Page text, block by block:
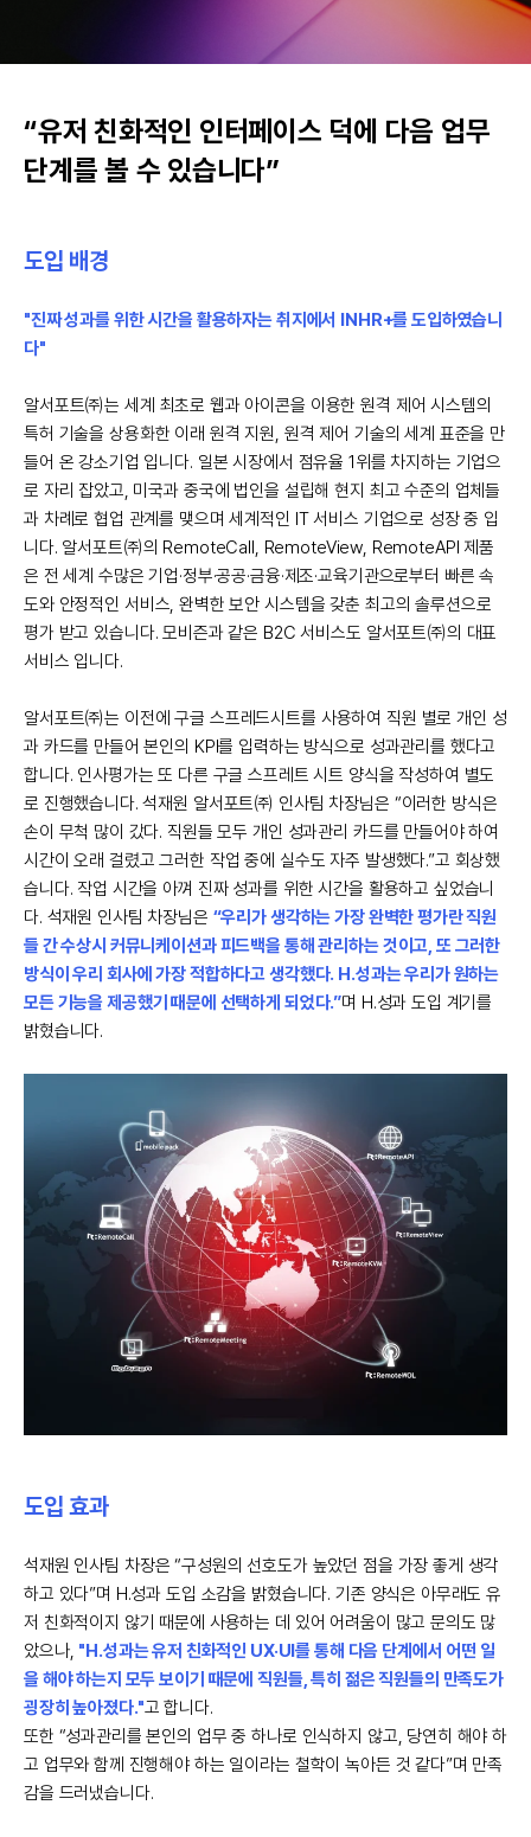
“유저 친화적인 인터페이스 덕에 다음 업무
단계를 볼 수 있습니다”
도입 배경
"진짜 성과를 위한 시간을 활용하자는 취지에서 INHR+를 도입하였습니
다"
알서포트㈜는 세계 최초로 웹과 아이콘을 이용한 원격 제어 시스템의
특허 기술을 상용화한 이래 원격 지원, 원격 제어 기술의 세계 표준을 만
들어 온 강소기업 입니다. 일본 시장에서 점유율 1위를 차지하는 기업으
로 자리 잡았고, 미국과 중국에 법인을 설립해 현지 최고 수준의 업체들
과 차례로 협업 관계를 맺으며 세계적인 IT 서비스 기업으로 성장 중 입
니다. 알서포트㈜의 RemoteCall, RemoteView, RemoteAPI 제품
은 전 세계 수많은 기업·정부·공공·금융·제조·교육기관으로부터 빠른 속
도와 안정적인 서비스, 완벽한 보안 시스템을 갖춘 최고의 솔루션으로
평가 받고 있습니다. 모비즌과 같은 B2C 서비스도 알서포트㈜의 대표
서비스 입니다.
알서포트㈜는 이전에 구글 스프레드시트를 사용하여 직원 별로 개인 성
과 카드를 만들어 본인의 KPI를 입력하는 방식으로 성과관리를 했다고
합니다. 인사평가는 또 다른 구글 스프레트 시트 양식을 작성하여 별도
로 진행했습니다. 석재원 알서포트㈜ 인사팀 차장님은 “이러한 방식은
손이 무척 많이 갔다. 직원들 모두 개인 성과관리 카드를 만들어야 하여
시간이 오래 걸렸고 그러한 작업 중에 실수도 자주 발생했다.”고 회상했
습니다. 작업 시간을 아껴 진짜 성과를 위한 시간을 활용하고 싶었습니
다. 석재원 인사팀 차장님은 “우리가 생각하는 가장 완벽한 평가란 직원
들 간 수상시 커뮤니케이션과 피드백을 통해 관리하는 것이고, 또 그러한
방식이 우리 회사에 가장 적합하다고 생각했다. H.성과는 우리가 원하는
모든 기능을 제공했기 때문에 선택하게 되었다.”며 H.성과 도입 계기를
밝혔습니다.
도입 효과
석재원 인사팀 차장은 “구성원의 선호도가 높았던 점을 가장 좋게 생각
하고 있다”며 H.성과 도입 소감을 밝혔습니다. 기존 양식은 아무래도 유
저 친화적이지 않기 때문에 사용하는 데 있어 어려움이 많고 문의도 많
았으나, "H.성과는 유저 친화적인 UX·UI를 통해 다음 단계에서 어떤 일
을 해야 하는지 모두 보이기 때문에 직원들, 특히 젊은 직원들의 만족도가
굉장히 높아졌다."고 합니다.
또한 “성과관리를 본인의 업무 중 하나로 인식하지 않고, 당연히 해야 하
고 업무와 함께 진행해야 하는 일이라는 철학이 녹아든 것 같다”며 만족
감을 드러냈습니다.